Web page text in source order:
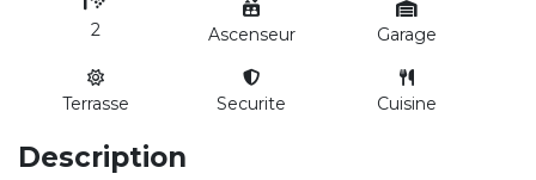
2 Ascenseur Garage
Terrasse Securite Cuisine
Description